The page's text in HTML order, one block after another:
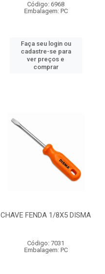
Código: 6968
Embalagem: PC
Faça seu login ou
cadastre-se para
ver preços e
comprar
CHAVE FENDA 1/8X5 DISMA
Código: 7031
Embalagem: PC